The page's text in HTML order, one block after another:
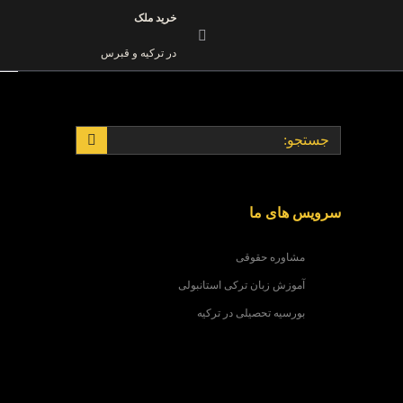
خرید ملک
در ترکیه و قبرس
سرویس های ما
مشاوره حقوقی
آموزش زبان ترکی استانبولی
بورسیه تحصیلی در ترکیه